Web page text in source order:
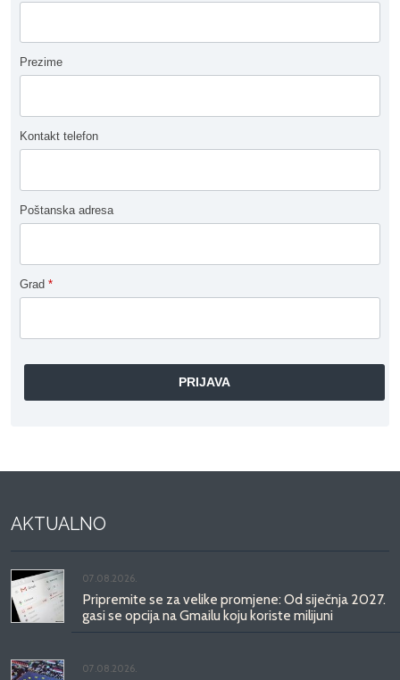
Prezime
Kontakt telefon
Poštanska adresa
Grad *
AKTUALNO
07.08.2026.
Pripremite se za velike promjene: Od siječnja 2027.
gasi se opcija na Gmailu koju koriste milijuni
07.08.2026.